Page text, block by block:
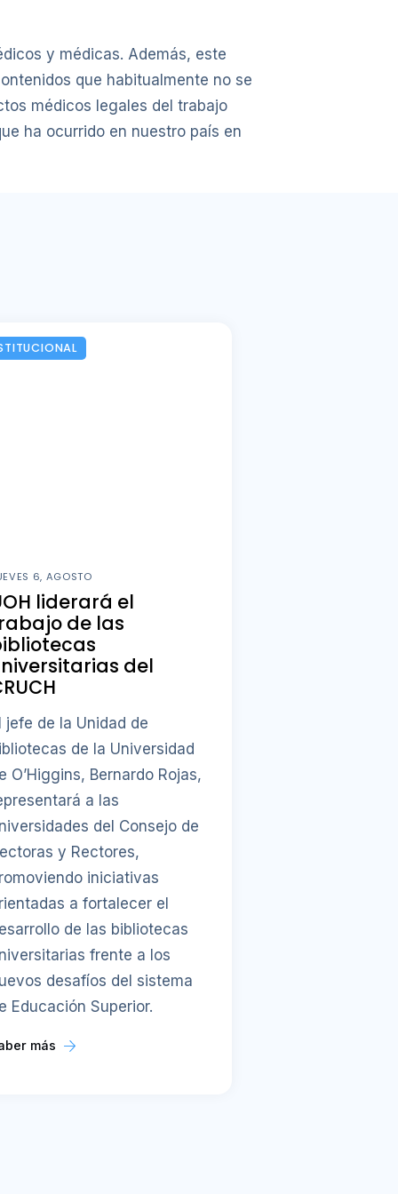
y médicas. Además, este
que habitualmente no se
médicos legales del trabajo
ha ocurrido en nuestro país en
6, AGOSTO
liderará el
de las
del
jefe de la Unidad de
de la Universidad
O’Higgins, Bernardo Rojas,
a las
del Consejo de
y Rectores,
iniciativas
a fortalecer el
de las bibliotecas
frente a los
desafíos del sistema
Educación Superior.
más